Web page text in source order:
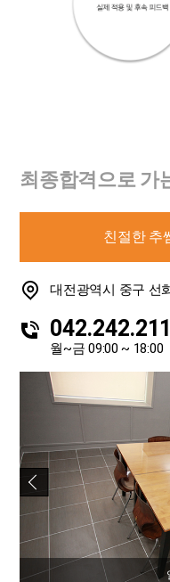
최종합격으로 가
친절한 추
대전광역시 중구 선
월~금 09:00 ~ 18:00